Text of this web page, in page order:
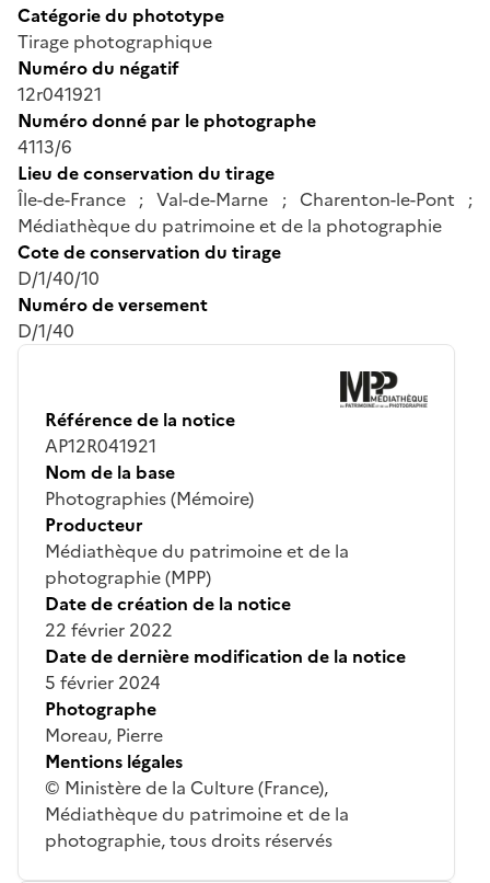
Catégorie du phototype
Tirage photographique
Numéro du négatif
12r041921
Numéro donné par le photographe
4113/6
Lieu de conservation du tirage
Île-de-France ; Val-de-Marne ; Charenton-le-Pont ;
Médiathèque du patrimoine et de la photographie
Cote de conservation du tirage
D/1/40/10
Numéro de versement
D/1/40
Référence de la notice
AP12R041921
Nom de la base
Photographies (Mémoire)
Producteur
Médiathèque du patrimoine et de la
photographie (MPP)
Date de création de la notice
22 février 2022
Date de dernière modification de la notice
5 février 2024
Photographe
Moreau, Pierre
Mentions légales
© Ministère de la Culture (France),
Médiathèque du patrimoine et de la
photographie, tous droits réservés